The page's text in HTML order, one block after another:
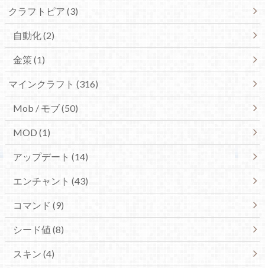
クラフトピア (3)
自動化 (2)
金策 (1)
マインクラフト (316)
Mob / モブ (50)
MOD (1)
アップデート (14)
エンチャント (43)
コマンド (9)
シード値 (8)
スキン (4)